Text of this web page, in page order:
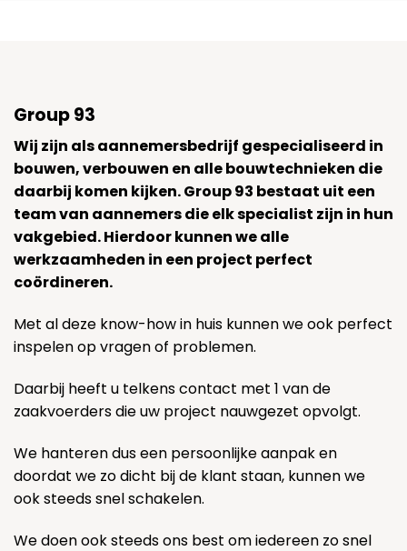
Group 93
Wij zijn als aannemersbedrijf gespecialiseerd in
bouwen, verbouwen en alle bouwtechnieken die
daarbij komen kijken. Group 93 bestaat uit een
team van aannemers die elk specialist zijn in hun
vakgebied. Hierdoor kunnen we alle
werkzaamheden in een project perfect
coördineren.
Met al deze know-how in huis kunnen we ook perfect
inspelen op vragen of problemen.
Daarbij heeft u telkens contact met 1 van de
zaakvoerders die uw project nauwgezet opvolgt.
We hanteren dus een persoonlijke aanpak en
doordat we zo dicht bij de klant staan, kunnen we
ook steeds snel schakelen.
We doen ook steeds ons best om iedereen zo snel